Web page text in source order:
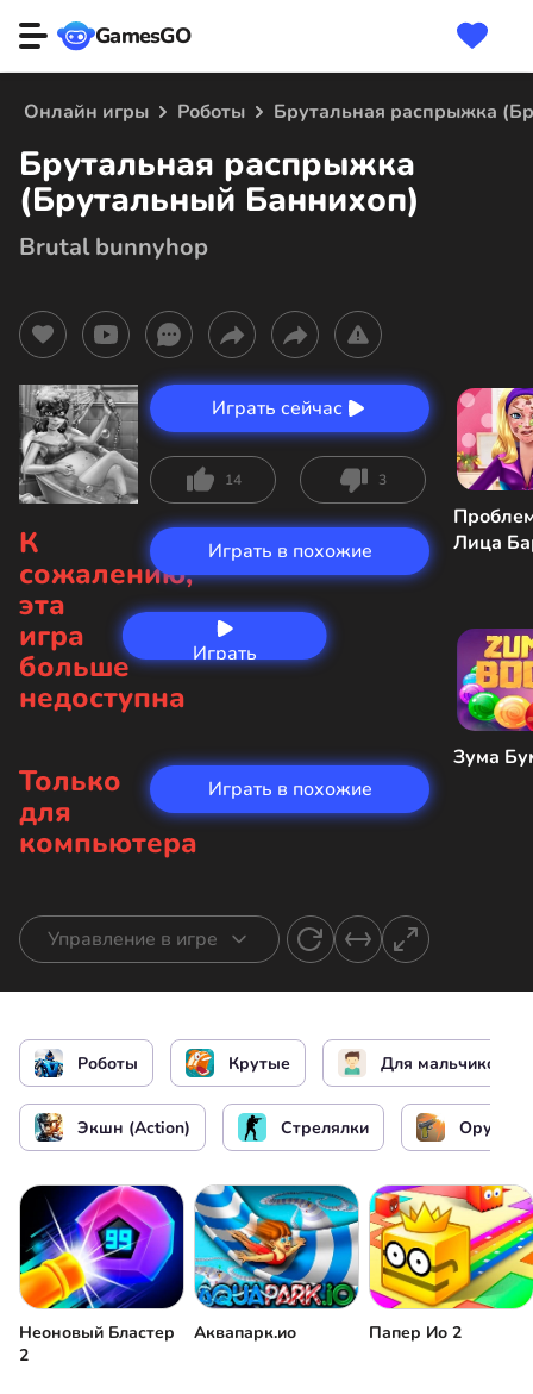
GamesGO
Онлайн игры Роботы Брутальная распрыжка
Брутальная распрыжка
(Брутальный Баннихоп)
Brutal bunnyhop
Играть
Играть сейчас
14 3
К
сожалению,
эта
игра
больше
недоступна
Играть в похожие
Только
для
компьютера
Играть в похожие
Лица
Зума
Управление в игре
Перемещение героя или
Посмотреть вокруг / Прицел
Пауза / Меню
Роботы Крутые Для мальчиков
Экшн (Action) Стрелялки Оружие
Неоновый Бластер
2
Аквапарк.ио Папер Ио 2